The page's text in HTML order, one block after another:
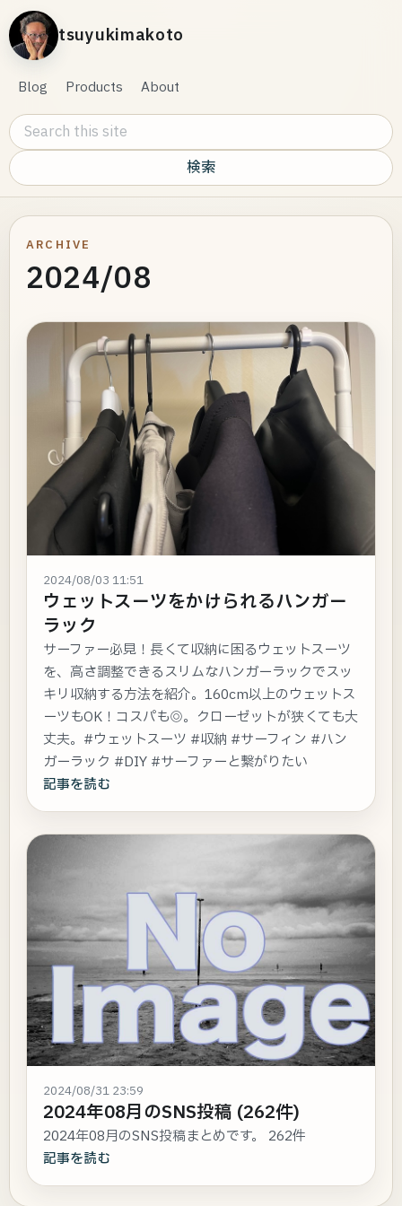
tsuyukimakoto
Blog Products About
Search this site
ARCHIVE
2024/08
2024/08/03 11:51
ウェットスーツをかけられるハンガー
ラック
サーファー必見！長くて収納に困るウェットスーツ
を、高さ調整できるスリムなハンガーラックでスッ
キリ収納する方法を紹介。160cm以上のウェットス
ーツもOK！コスパも◎。クローゼットが狭くても大
丈夫。#ウェットスーツ #収納 #サーフィン #ハン
ガーラック #DIY #サーファーと繋がりたい
記事を読む
2024/08/31 23:59
2024年08月のSNS投稿 (262件)
2024年08月のSNS投稿まとめです。 262件
記事を読む